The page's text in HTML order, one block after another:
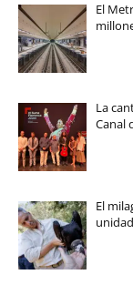
El
La
Canal
El